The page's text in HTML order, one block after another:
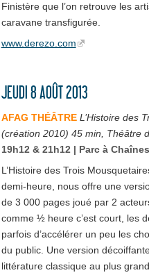
Finistère que l’on retrouve les
caravane transfigurée.
www.derezo.com
JEUDI 8 AOÛT 2013
AFAG THÉÂTRE L’Histoire des
(création 2010) 45 min, Théâtre
19h12 & 21h12 | Parc à Chaînes
L’Histoire des Trois
demi-heure, nous offre une
de 3 000 pages joué par 2
comme ½ heure c’est court, les
parfois d’accélérer un peu les
du public. Une version
littérature classique au plus